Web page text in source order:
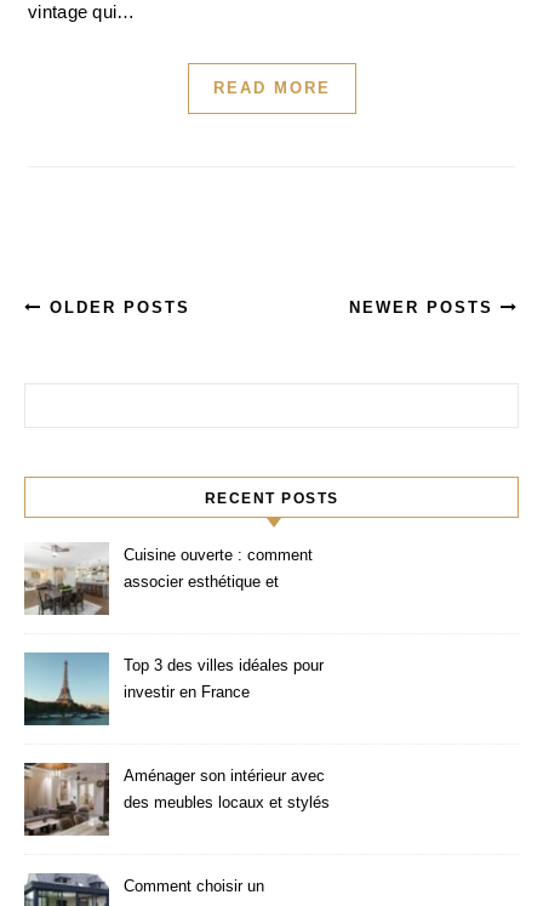
vintage qui…
READ MORE
OLDER POSTS NEWER POSTS
RECENT POSTS
Cuisine ouverte : comment
associer esthétique et
Top 3 des villes idéales pour
investir en France
Aménager son intérieur avec
des meubles locaux et stylés
Comment choisir un